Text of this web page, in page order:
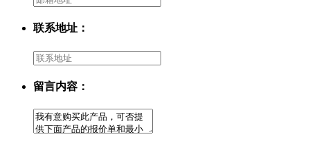
联系地址：
留言内容：